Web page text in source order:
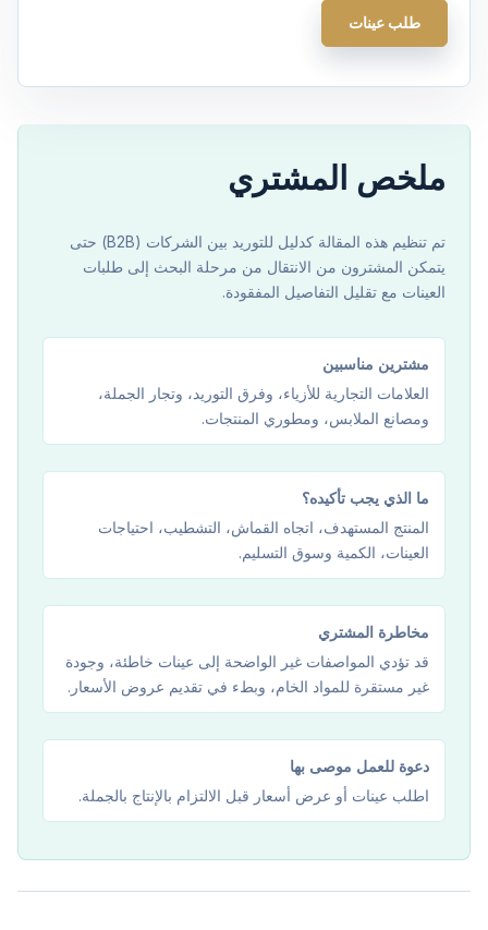
ملخص المشتري
تم تنظيم هذه المقالة كدليل للتوريد بين الشركات (B2B) حتى
يتمكن المشترون من الانتقال من مرحلة البحث إلى طلبات
العينات مع تقليل التفاصيل المفقودة.
مشترين مناسبين
العلامات التجارية للأزياء، وفرق التوريد، وتجار الجملة،
ومصانع الملابس، ومطوري المنتجات.
ما الذي يجب تأكيده؟
المنتج المستهدف، اتجاه القماش، التشطيب، احتياجات
العينات، الكمية وسوق التسليم.
مخاطرة المشتري
قد تؤدي المواصفات غير الواضحة إلى عينات خاطئة، وجودة
غير مستقرة للمواد الخام، وبطء في تقديم عروض الأسعار.
دعوة للعمل موصى بها
اطلب عينات أو عرض أسعار قبل الالتزام بالإنتاج بالجملة.
طلب عينات